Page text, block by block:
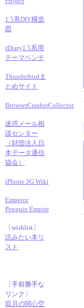
1.5系DIV構造
図
tDiary1.5系用
テーマベンチ
Thunderbirdま
とめサイト
BrowserCrasherCollector
迷惑メール相
談センター
（財団法人日
本データ通信
協会）
iPhone 3G Wiki
Emperor
Penguin Empire
〔wishlist〕
読みたい本リ
スト
〔手前勝手な
リンク〕
双月の関心空